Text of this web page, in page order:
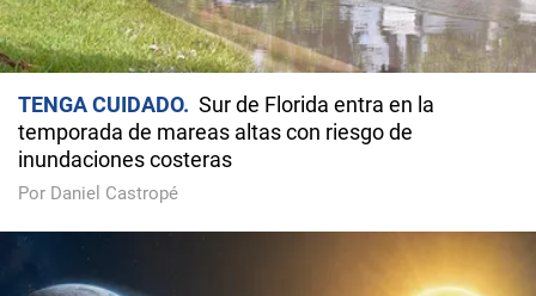
TENGA CUIDADO
Sur de Florida entra en la
temporada de mareas altas con riesgo de
inundaciones costeras
Por Daniel Castropé